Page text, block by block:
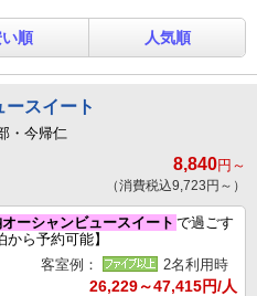
順 人気順
ースイート
・今帰仁
8,840円～
（消費税込9,723円～）
ーシャンビュースイート で過ごす
ら予約可能】
客室例：
2名利用時
26,229～47,415円/人